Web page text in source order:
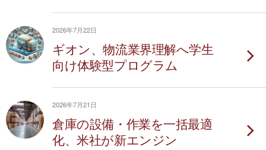
2026年7月22日
ギオン、物流業界理解へ学生
向け体験型プログラム
2026年7月21日
倉庫の設備・作業を一括最適
化、米社が新エンジン